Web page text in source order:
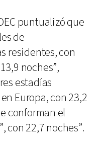
puntualizó que
de
residentes, con
noches”,
estadías
Europa, con 23,2
conforman el
con 22,7 noches”.